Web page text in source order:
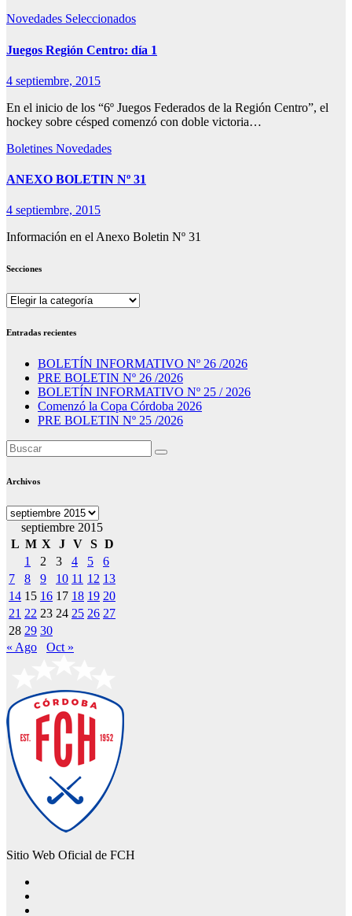
Novedades Seleccionados
Juegos Región Centro: día 1
4 septiembre, 2015
En el inicio de los “6º Juegos Federados de la Región Centro”, el
hockey sobre césped comenzó con doble victoria…
Boletines Novedades
ANEXO BOLETIN Nº 31
4 septiembre, 2015
Información en el Anexo Boletin Nº 31
Secciones
Secciones
Entradas recientes
BOLETÍN INFORMATIVO Nº 26 /2026
PRE BOLETIN Nº 26 /2026
BOLETÍN INFORMATIVO Nº 25 / 2026
Comenzó la Copa Córdoba 2026
PRE BOLETIN Nº 25 /2026
Archivos
Archivos
septiembre 2015
L M X J V S D
1
2 3 4 5
6
7
8 9 10 11 12 13
14 15 16 17 18 19 20
21 22 23 24 25 26 27
28 29 30
« Ago
Oct »
Sitio Web Oficial de FCH